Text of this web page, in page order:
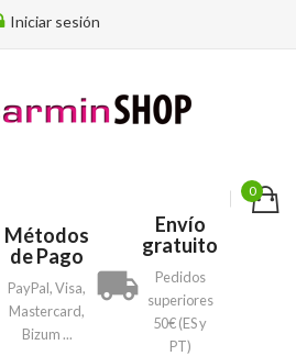
Iniciar sesión
0
Métodos
de Pago
PayPal, Visa,
Mastercard,
Bizum ...
local_shipping
Envío
gratuito
Pedidos
superiores
50€ (ES y
PT)